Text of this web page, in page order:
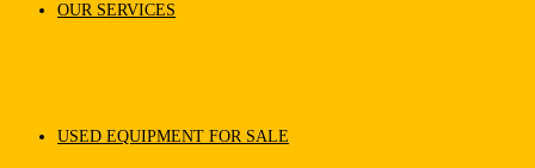
OUR SERVICES
USED EQUIPMENT FOR SALE